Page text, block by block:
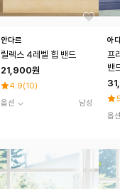
안다르
릴렉스 4레벨 힙 밴드
21,900원
4.9(10)
옵션
남성
아
프
밴
옵션